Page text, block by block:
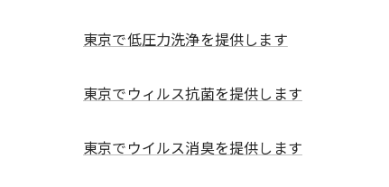
東京で低圧力洗浄を提供します
東京でウィルス抗菌を提供します
東京でウイルス消臭を提供します